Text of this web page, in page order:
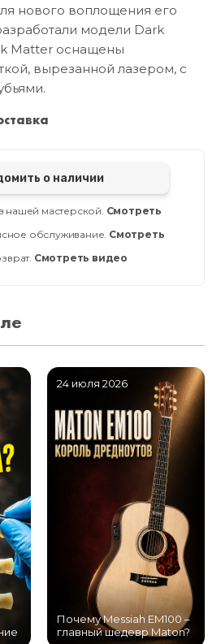
нового воплощения его
модели Dark
Matter оснащены
вырезанной лазером, с
о наличии
нашей мастерской. Смотреть
обслуживание. Смотреть
Смотреть видео
24 июля 2026
Почему Messiah EM100 –
главный шедевр Maton?